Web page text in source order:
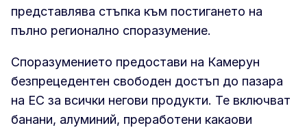
представлява стъпка към постигането на
пълно регионално споразумение.
Споразумението предостави на Камерун
безпрецедентен свободен достъп до пазара
на ЕС за всички негови продукти. Те включват
банани, алуминий, преработени какаови